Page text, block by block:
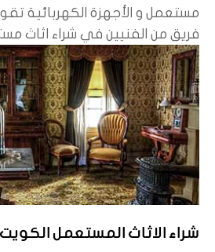
مستعمل و الأجهزة الكهربائية
فريق من الفنيين في شراء اثاث
شراء الاثاث المستعمل الكويت 90038800